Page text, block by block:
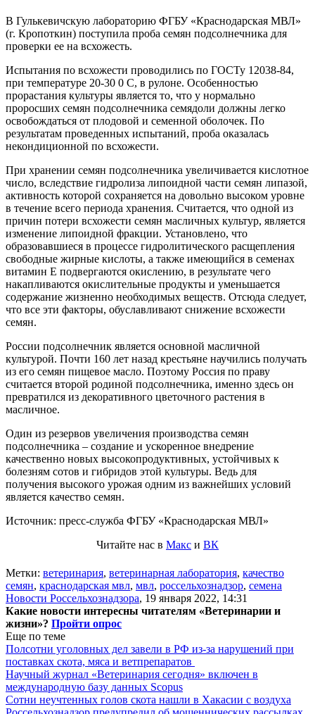
В Гулькевичскую лабораторию ФГБУ «Краснодарская МВЛ»
(г. Кропоткин) поступила проба семян подсолнечника для
проверки ее на всхожесть.
Испытания по всхожести проводились по ГОСТу 12038-84,
при температуре 20-30 0 С, в рулоне. Особенностью
прорастания культуры является то, что у нормально
проросших семян подсолнечника семядоли должны легко
освобождаться от плодовой и семенной оболочек. По
результатам проведенных испытаний, проба оказалась
некондиционной по всхожести.
При хранении семян подсолнечника увеличивается кислотное
число, вследствие гидролиза липоидной части семян липазой,
активность которой сохраняется на довольно высоком уровне
в течение всего периода хранения. Считается, что одной из
причин потери всхожести семян масличных культур, является
изменение липоидной фракции. Установлено, что
образовавшиеся в процессе гидролитического расщепления
свободные жирные кислоты, а также имеющийся в семенах
витамин Е подвергаются окислению, в результате чего
накапливаются окислительные продукты и уменьшается
содержание жизненно необходимых веществ. Отсюда следует,
что все эти факторы, обуславливают снижение всхожести
семян.
России подсолнечник является основной масличной
культурой. Почти 160 лет назад крестьяне научились получать
из его семян пищевое масло. Поэтому Россия по праву
считается второй родиной подсолнечника, именно здесь он
превратился из декоративного цветочного растения в
масличное.
Один из резервов увеличения производства семян
подсолнечника – создание и ускоренное внедрение
качественно новых высокопродуктивных, устойчивых к
болезням сотов и гибридов этой культуры. Ведь для
получения высокого урожая одним из важнейших условий
является качество семян.
Источник: пресс-служба ФГБУ «Краснодарская МВЛ»
Читайте нас в Макс и ВК
Метки: ветеринария, ветеринарная лаборатория, качество
семян, краснодарская мвл, мвл, россельхознадзор, семена
Новости Россельхознадзора, 19 января 2022, 14:31
Какие новости интересны читателям «Ветеринарии и
жизни»? Пройти опрос
Еще по теме
Полсотни уголовных дел завели в РФ из-за нарушений при
поставках скота, мяса и ветпрепаратов
Научный журнал «Ветеринария сегодня» включен в
международную базу данных Scopus
Сотни неучтенных голов скота нашли в Хакасии с воздуха